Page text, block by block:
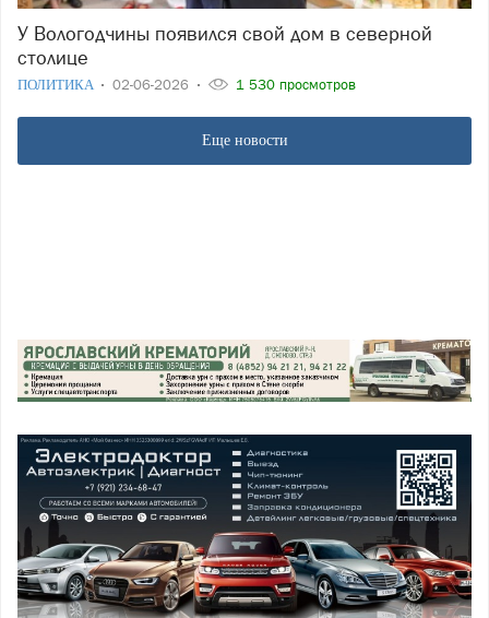
У Вологодчины появился свой дом в северной
столице
ПОЛИТИКА 02-06-2026 1 530 просмотров
Еще новости